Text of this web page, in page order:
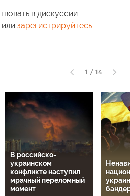
в дискуссии
зарегистрируйтесь
1 / 14
В российско-
украинском
конфликте наступил
мрачный переломный
момент